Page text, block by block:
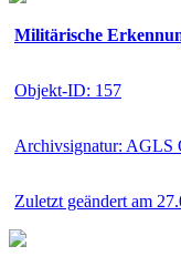
Militärische
Objekt-ID: 157
Archivsignatur: AGLS
Zuletzt geändert am